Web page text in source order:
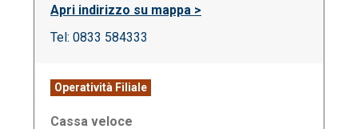
Apri indirizzo su mappa >
Tel: 0833 584333
Operatività Filiale
Cassa veloce